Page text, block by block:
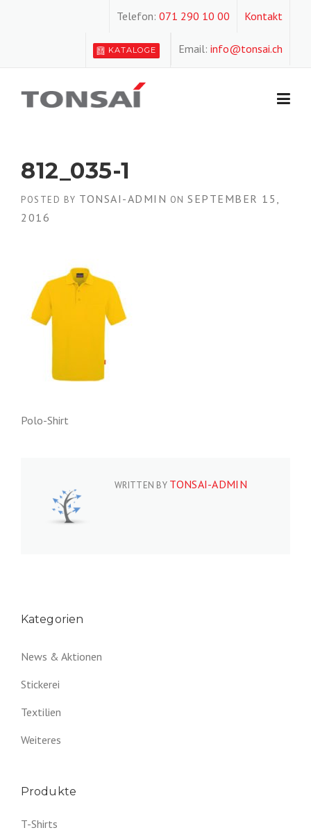
Kontakt
Telefon: 071 290 10 00
Email: info@tonsai.ch
KATALOGE
812_035-1
POSTED BY TONSAI-ADMIN ON SEPTEMBER 15,
2016
Polo-Shirt
WRITTEN BY TONSAI-ADMIN
Kategorien
News & Aktionen
Stickerei
Textilien
Weiteres
Produkte
T-Shirts